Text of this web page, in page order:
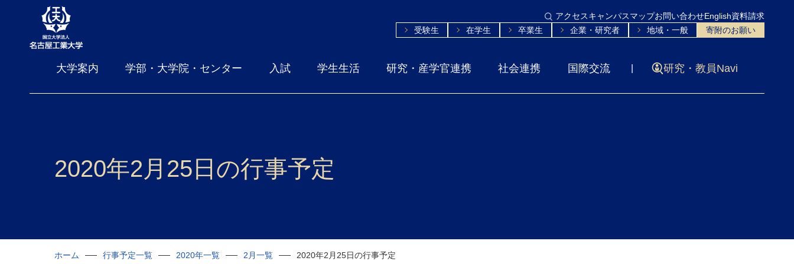
アクセスキャンパスマップお問い合わせEnglish資料請求
受験生
在学生 卒業生 企業・研究者 地域・一般 寄附のお願い
大学案内 学部・大学院・センター 入試 学生生活 研究・産学官連携 社会連携 国際交流 研究・教員Navi
2020年2月25日の行事予定
ホーム 行事予定一覧 2020年一覧 2月一覧 2020年2月25日の行事予定